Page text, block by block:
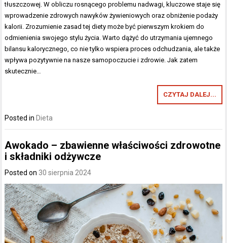
tłuszczowej. W obliczu rosnącego problemu nadwagi, kluczowe staje się
wprowadzenie zdrowych nawyków żywieniowych oraz obniżenie podaży
kalorii. Zrozumienie zasad tej diety może być pierwszym krokiem do
odmienienia swojego stylu życia. Warto dążyć do utrzymania ujemnego
bilansu kalorycznego, co nie tylko wspiera proces odchudzania, ale także
wpływa pozytywnie na nasze samopoczucie i zdrowie. Jak zatem
skutecznie…
CZYTAJ DALEJ...
Posted in Dieta
Awokado – zbawienne właściwości zdrowotne
i składniki odżywcze
Posted on 30 sierpnia 2024